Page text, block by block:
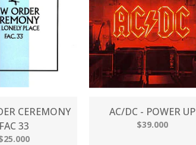
CEREMONY
FAC 33
AC/DC - POWER UP
$39.000